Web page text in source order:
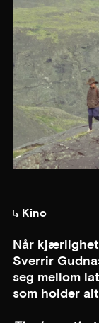
Kino
Når
Sverrir
seg mellom
som holder